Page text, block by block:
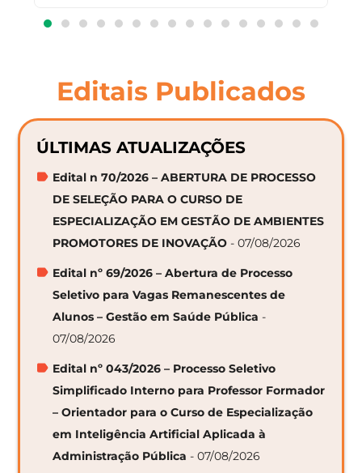
Editais Publicados
ÚLTIMAS ATUALIZAÇÕES
Edital n 70/2026 – ABERTURA DE PROCESSO
DE SELEÇÃO PARA O CURSO DE
ESPECIALIZAÇÃO EM GESTÃO DE AMBIENTES
PROMOTORES DE INOVAÇÃO - 07/08/2026
Edital nº 69/2026 – Abertura de Processo
Seletivo para Vagas Remanescentes de
Alunos – Gestão em Saúde Pública -
07/08/2026
Edital nº 043/2026 – Processo Seletivo
Simplificado Interno para Professor Formador
– Orientador para o Curso de Especialização
em Inteligência Artificial Aplicada à
Administração Pública - 07/08/2026